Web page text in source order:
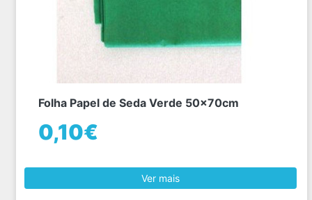
Folha Papel de Seda Verde 50x70cm
0,10€
Ver mais